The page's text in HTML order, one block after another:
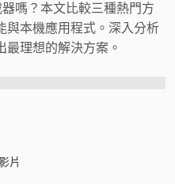
嗎？本文比較三種熱門方
與本機應用程式。深入分析
理想的解決方案。
片